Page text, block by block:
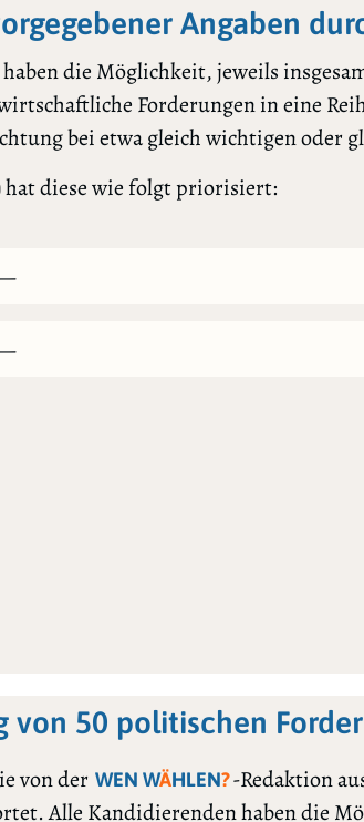
Angaben
die Möglichkeit, jeweils
Forderungen in eine
bei etwa gleich wichtigen oder
hat diese wie folgt priorisiert:
von 50 politischen
von der WEN WÄHLEN?-Redaktion
Alle Kandidierenden haben die